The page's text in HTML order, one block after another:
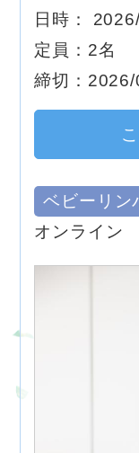
日時：
定員：2名
締切：
ベビーリン
オンライン